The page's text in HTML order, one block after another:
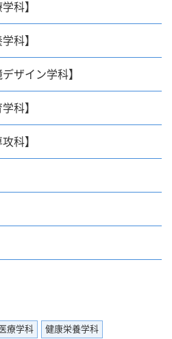
科】
科】
ザイン学科】
科】
科】
療学科 健康栄養学科